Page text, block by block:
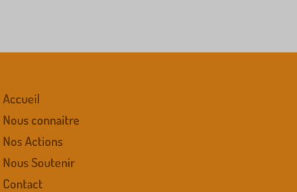
Accueil
Nous connaitre
Nos Actions
Nous Soutenir
Contact